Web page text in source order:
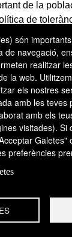
de la
de
i la
foren
Alquèssar,
aprofundir
rural
configurant
els
poders
franca que va
són
de navegació,
realitzar
la web.
els nostres
amb les teves
amb els
visitades). Si
Galetes"
preferències